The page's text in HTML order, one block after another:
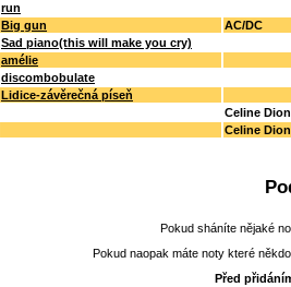
run
Big gun
AC/DC
Sad piano(this will make you cry)
amélie
discombobulate
Lidice-závěrečná píseň
Celine Dion
Celine Dion
Pokud sháníte nějaké
Pokud naopak máte noty které
Před